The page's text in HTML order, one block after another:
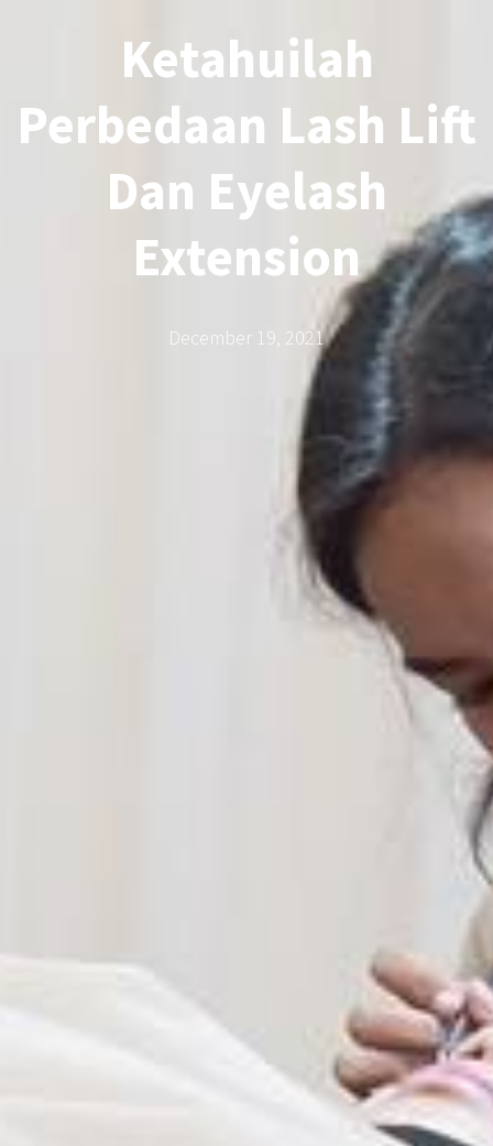
Ketahuilah
Perbedaan Lash Lift
Dan Eyelash
Extension
December 19, 2021